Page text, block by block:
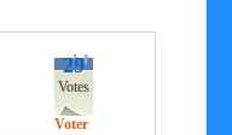
29
Votes
Voter